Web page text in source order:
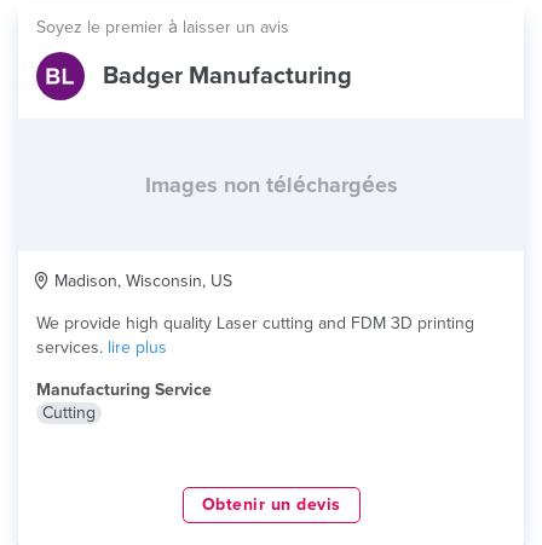
Soyez le premier à laisser un avis
Badger Manufacturing
Images non téléchargées
Madison, Wisconsin, US
We provide high quality Laser cutting and FDM 3D printing
services. lire plus
Manufacturing Service
Cutting
Obtenir un devis